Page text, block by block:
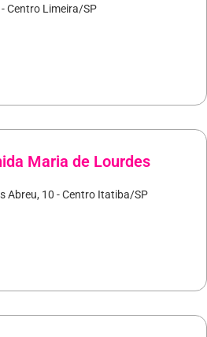
Centro Limeira/SP
Maria de Lourdes
Abreu, 10 - Centro Itatiba/SP